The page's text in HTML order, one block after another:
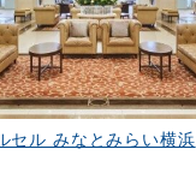
セル みなとみらい横浜